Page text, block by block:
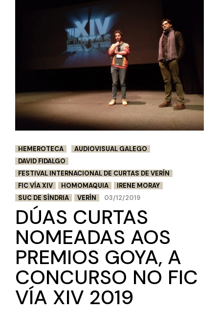
HEMEROTECA
AUDIOVISUAL GALEGO
DAVID FIDALGO
FESTIVAL INTERNACIONAL DE CURTAS DE VERÍN
FIC VÍA XIV
HOMOMAQUIA
IRENE MORAY
SUC DE SÍNDRIA
VERÍN 03/12/2019
DÚAS CURTAS
NOMEADAS AOS
PREMIOS GOYA, A
CONCURSO NO FIC
VÍA XIV 2019